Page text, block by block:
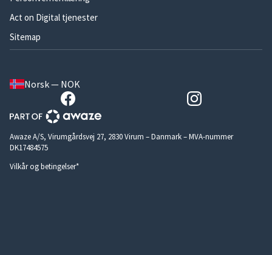
Act on Digital tjenester
Sitemap
Norsk — NOK
Awaze A/S, Virumgårdsvej 27, 2830 Virum – Danmark – MVA-nummer
DK17484575
Vilkår og betingelser*